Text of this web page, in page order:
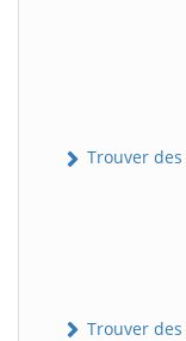
Trouver
Trouver